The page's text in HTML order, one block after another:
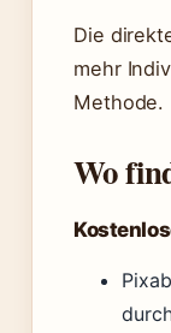
Die
mehr
Methode.
Wo